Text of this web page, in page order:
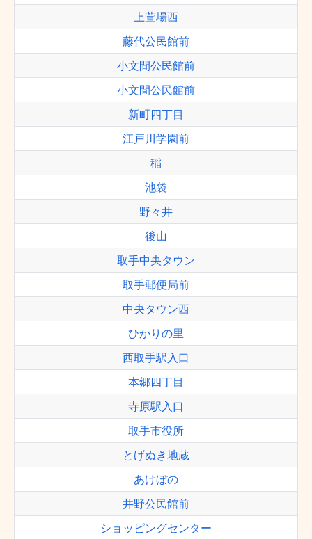
上萱場西
藤代公民館前
小文間公民館前
小文間公民館前
新町四丁目
江戸川学園前
稲
池袋
野々井
後山
取手中央タウン
取手郵便局前
中央タウン西
ひかりの里
西取手駅入口
本郷四丁目
寺原駅入口
取手市役所
とげぬき地蔵
あけぼの
井野公民館前
ショッピングセンター